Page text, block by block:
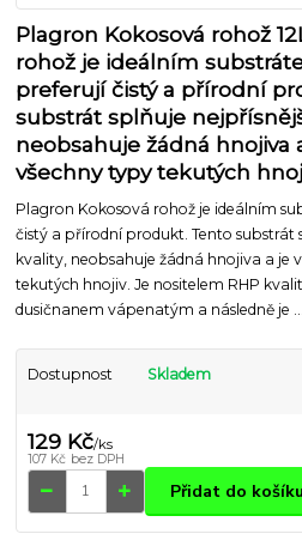
Plagron Kokosová rohož
rohož je ideálním
preferují čistý a přírodní
substrát splňuje
neobsahuje žádná hnojiva
všechny typy tekutých
Plagron Kokosová rohož je ideálním
čistý a přírodní produkt. Tento substrát
kvality, neobsahuje žádná hnojiva a je
tekutých hnojiv. Je nositelem RHP
dusičnanem vápenatým a následně je
Dostupnost Skladem
129 Kč/ks
107 Kč bez DPH
Přidat do košíku